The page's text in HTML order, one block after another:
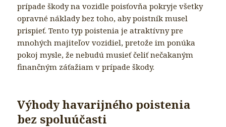
prípade škody na vozidle poisťovňa pokryje všetky
opravné náklady bez toho, aby poistník musel
prispieť. Tento typ poistenia je atraktívny pre
mnohých majiteľov vozidiel, pretože im ponúka
pokoj mysle, že nebudú musieť čeliť nečakaným
finančným záťažiam v prípade škody.
Výhody havarijného poistenia
bez spoluúčasti